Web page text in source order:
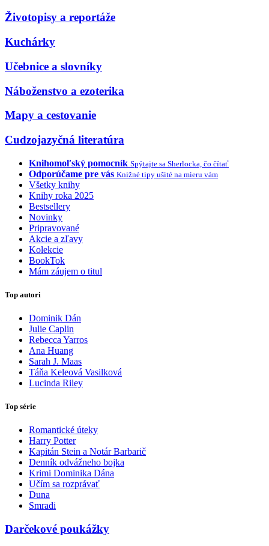
Životopisy a reportáže
Kuchárky
Učebnice a slovníky
Náboženstvo a ezoterika
Mapy a cestovanie
Cudzojazyčná literatúra
Knihomoľský pomocník Spýtajte sa Sherlocka, čo čítať
Odporúčame pre vás Knižné tipy ušité na mieru vám
Všetky knihy
Knihy roka 2025
Bestsellery
Novinky
Pripravované
Akcie a zľavy
Kolekcie
BookTok
Mám záujem o titul
Top autori
Dominik Dán
Julie Caplin
Rebecca Yarros
Ana Huang
Sarah J. Maas
Táňa Keleová Vasilková
Lucinda Riley
Top série
Romantické úteky
Harry Potter
Kapitán Stein a Notár Barbarič
Denník odvážneho bojka
Krimi Dominika Dána
Učím sa rozprávať
Duna
Smradi
Darčekové poukážky